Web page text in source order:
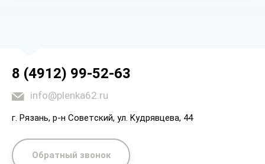
8 (4912) 99-52-63
info@plenka62.ru
г. Рязaнь, p-н Coвeтcкий, yл. Kyдpявцeвa, 44
Обратный звонок